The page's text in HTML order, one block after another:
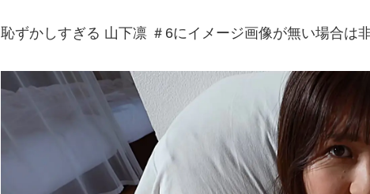
恥ずかしすぎる 山下凛 ＃6にイメージ画像が無い場合は